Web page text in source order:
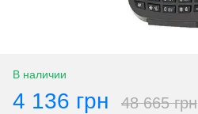
В наличии
4 136 грн 48 665 грн